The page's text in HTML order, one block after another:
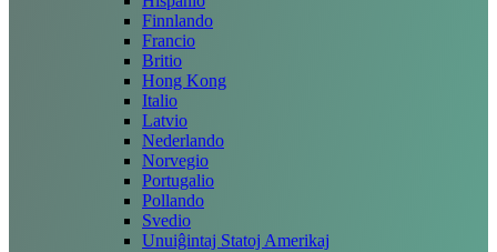
Finnlando
Francio
Britio
Hong Kong
Italio
Latvio
Nederlando
Norvegio
Portugalio
Pollando
Svedio
Unuiĝintaj Statoj Amerikaj